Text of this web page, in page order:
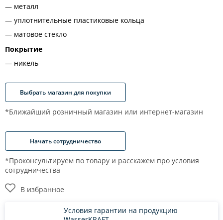
металл
уплотнительные пластиковые кольца
матовое стекло
Покрытие
никель
Выбрать магазин для покупки
*Ближайший розничный магазин или интернет-магазин
Начать сотрудничество
*Проконсультируем по товару и расскажем про условия
сотрудничества
В избранное
Условия гарантии на продукцию